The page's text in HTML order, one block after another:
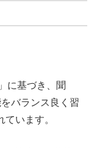
に基づき、聞
バランス良く習
います。